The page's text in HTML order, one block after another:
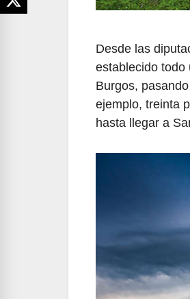
Desde las
establecido todo
Burgos,
ejemplo, treinta
hasta llegar a